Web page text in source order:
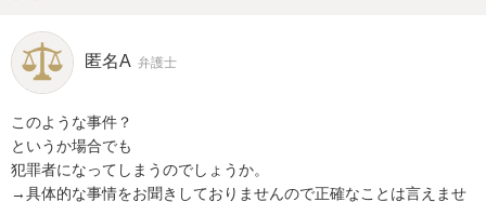
匿名A 弁護士
このような事件？
というか場合でも
犯罪者になってしまうのでしょうか。
→具体的な事情をお聞きしておりませんので正確なことは言えませ